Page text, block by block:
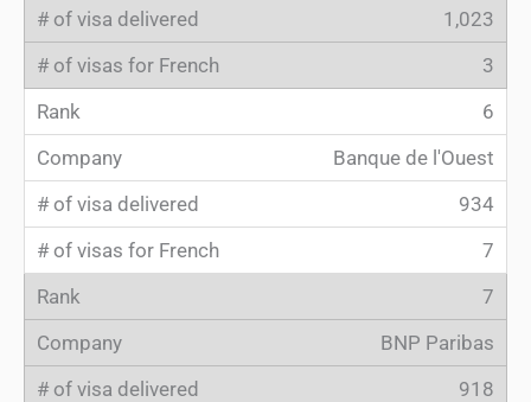
1,023
3
6
Banque de l'Ouest
934
7
7
BNP Paribas
918